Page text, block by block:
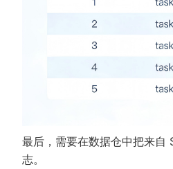
最后，需要在数据仓中把来自
志。